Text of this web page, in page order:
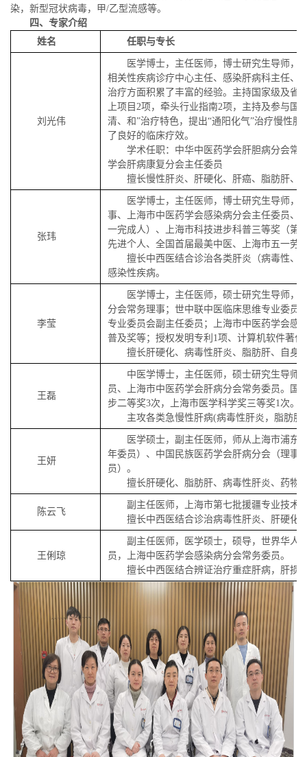
染，新型冠状病毒，甲/乙型流感等。
四、专家介绍
姓名
任职与专长
刘光伟
医学博士，主任医师，博士研究生导师，
相关性疾病诊疗中心主任、感染肝病科主任、
治疗方面积累了丰富的经验。主持国家级及省
上项目 2项，牵头行业指南2项，主持及参与国
清、和”治疗特色，提出“通阳化气”治疗慢性
了良好的临床疗效。
学术任职：中华中医药学会肝胆病分会常
学会肝病康复分会主任委员
擅长慢性肝炎、肝硬化、肝癌、脂肪肝、
张玮
医学博士，主任医师，博士研究生导师，
事、上海市中医药学会感染病分会主任委员、
一完成人）、上海市科技进步科普三等奖（第
先进个人、全国首届最美中医、上海市五一劳
擅长中西医结合诊治各类肝炎（病毒性、
感染性疾病。
李莹
医学博士，主任医师，硕士研究生导师，
分会常务理事；世中联中医临床思维专业委员
专业委员会副主任委员；上海市中医药学会感
普及奖等；授权发明专利1项、计算机软件著作
擅长肝硬化、病毒性肝炎、脂肪肝、自身
王磊
中医学博士，主任医师，硕士研究生导师
员、上海市中医药学会肝病分会常务委员。国
步二等奖3次，上海市医学科学奖三等奖1次。
主攻各类急慢性肝病(病毒性肝炎，脂肪
王妍
医学硕士，副主任医师，师从上海市浦东
年委员）、中国民族医药学会肝病分会（理事
员）。
擅长肝硬化、脂肪肝、病毒性肝炎、药物
陈云飞
副主任医师，上海市第七批援疆专业技术
擅长中西医结合诊治病毒性肝炎、肝硬化
王俐琼
副主任医师，医学硕士，硕导，世界华人
员，上海中医药学会感染病分会常务委员。
擅长中西医结合辨证治疗重症肝病，肝损